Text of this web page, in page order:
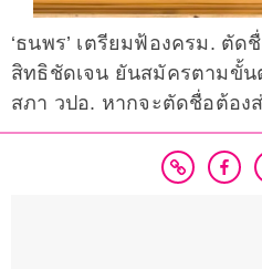
‘ธนพร’ เตรียมฟ้องครม. ตัด
สิทธิชัดเจน ยันสมัครตามขั้
สภา วปอ. หากจะตัดชื่อต้อง